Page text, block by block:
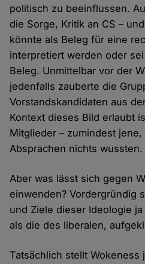
politisch zu beeinflussen.
die Sorge, Kritik an CS –
könnte als Beleg für eine
interpretiert werden oder
Beleg. Unmittelbar vor der
jedenfalls zauberte die
Vorstandskandidaten aus
Kontext dieses Bild erlaubt
Mitglieder – zumindest
Absprachen nichts wussten.
Aber was lässt sich gegen
einwenden? Vordergründig
und Ziele dieser Ideologie
als die des liberalen,
Tatsächlich stellt Wokeness